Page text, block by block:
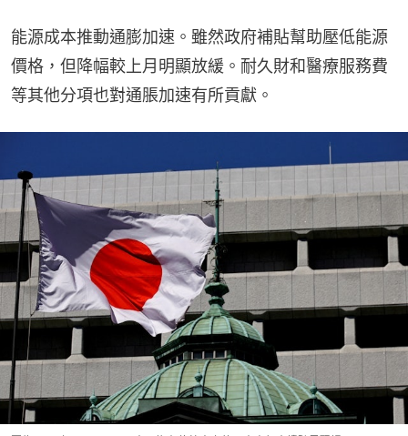
能源成本推動通膨加速。雖然政府補貼幫助壓低能源
價格，但降幅較上月明顯放緩。耐久財和醫療服務費
等其他分項也對通脹加速有所貢獻。